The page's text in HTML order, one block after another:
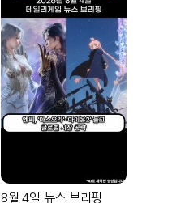
8월 4일 뉴스 브리핑